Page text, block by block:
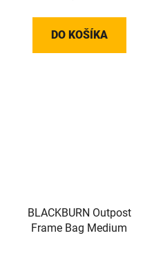
DO KOŠÍKA
BLACKBURN Outpost
Frame Bag Medium